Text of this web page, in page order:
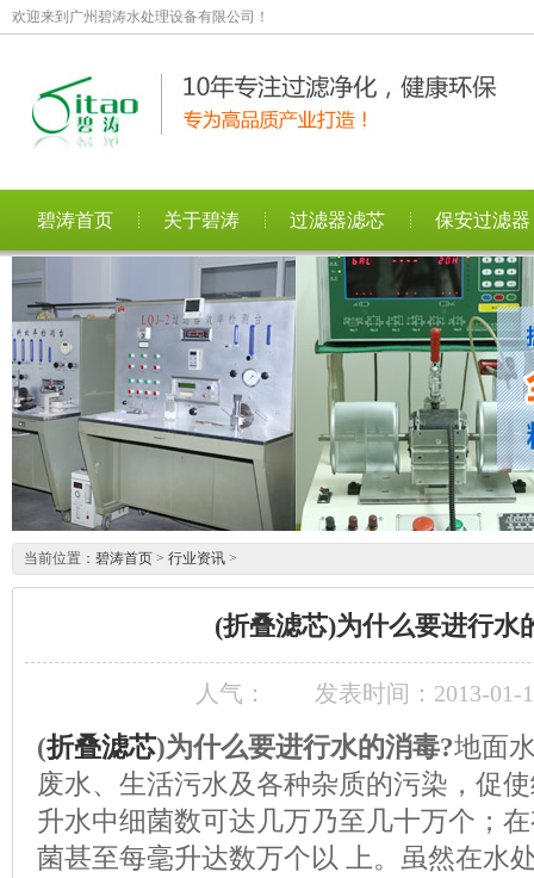
欢迎来到广州碧涛水处理设备有限公司！
碧涛首页 关于碧涛 过滤器滤芯 保安过滤器
当前位置： 碧涛首页 > 行业资讯 >
(折叠滤芯)为什么要进行水
人气： 发表时间：2013-01-
(折叠滤芯)为什么要进行水的消毒?地面
废水、生活污水及各种杂质的污染，促
升水中细菌数可达几万乃至几十万个；
菌甚至每毫升达数万个以 上。虽然在水